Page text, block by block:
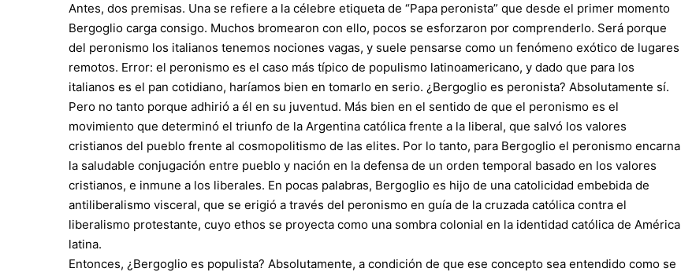
Antes, dos premisas. Una se refiere a la célebre etiqueta de “Papa peronista” que desde el primer momento
Bergoglio carga consigo. Muchos bromearon con ello, pocos se esforzaron por comprenderlo. Será porque
del peronismo los italianos tenemos nociones vagas, y suele pensarse como un fenómeno exótico de lugares
remotos. Error: el peronismo es el caso más típico de populismo latinoamericano, y dado que para los
italianos es el pan cotidiano, haríamos bien en tomarlo en serio. ¿Bergoglio es peronista? Absolutamente sí.
Pero no tanto porque adhirió a él en su juventud. Más bien en el sentido de que el peronismo es el
movimiento que determinó el triunfo de la Argentina católica frente a la liberal, que salvó los valores
cristianos del pueblo frente al cosmopolitismo de las elites. Por lo tanto, para Bergoglio el peronismo encarna
la saludable conjugación entre pueblo y nación en la defensa de un orden temporal basado en los valores
cristianos, e inmune a los liberales. En pocas palabras, Bergoglio es hijo de una catolicidad embebida de
antiliberalismo visceral, que se erigió a través del peronismo en guía de la cruzada católica contra el
liberalismo protestante, cuyo ethos se proyecta como una sombra colonial en la identidad católica de América
latina.
Entonces, ¿Bergoglio es populista? Absolutamente, a condición de que ese concepto sea entendido como se